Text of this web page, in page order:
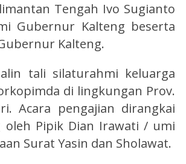
Tengah Ivo Sugianto
Gubernur Kalteng beserta
Kalteng.
tali silaturahmi keluarga
di lingkungan Prov.
Acara pengajian dirangkai
oleh Pipik Dian Irawati / umi
Surat Yasin dan Sholawat.